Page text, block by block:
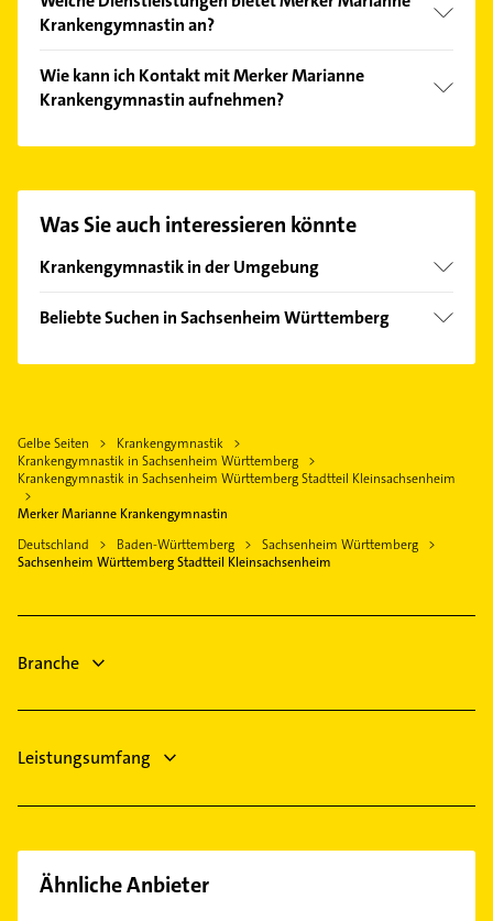
Krankengymnastin an?
Lymphdrainage, krankengymnastik, massage,
Fußreflexzonentherapie und Cranio-sacrale-
Wie kann ich Kontakt mit Merker Marianne
Krankengymnastin aufnehmen?
Hier finden Sie alleKontaktdaten
Was Sie auch interessieren könnte
Krankengymnastik in der Umgebung
Bietigheim-Bissingen
Tamm
Asperg
Freiberg am Neckar
Vaihingen an der Enz
Möglingen Kreis Ludwigsburg Württemberg
Beliebte Suchen in Sachsenheim Württemberg
Zahnarzt
Hausarzt
Allgemeinarzt
Arzt
Gartenbau & Landschaftsbau
Gelbe Seiten
Krankengymnastik
Krankengymnastik in Sachsenheim Württemberg
Krankengymnastik in Sachsenheim Württemberg Stadtteil Kleinsachsenheim
Merker Marianne Krankengymnastin
Deutschland
Baden-Württemberg
Sachsenheim Württemberg
Sachsenheim Württemberg Stadtteil Kleinsachsenheim
Branche
Leistungsumfang
Ähnliche Anbieter